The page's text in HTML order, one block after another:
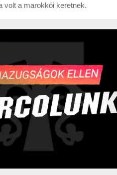
volt a marokkói keretnek.